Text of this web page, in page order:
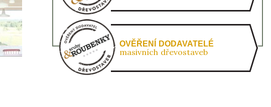
OVĚŘENÍ DODAVATELÉ
masivních dřevostaveb